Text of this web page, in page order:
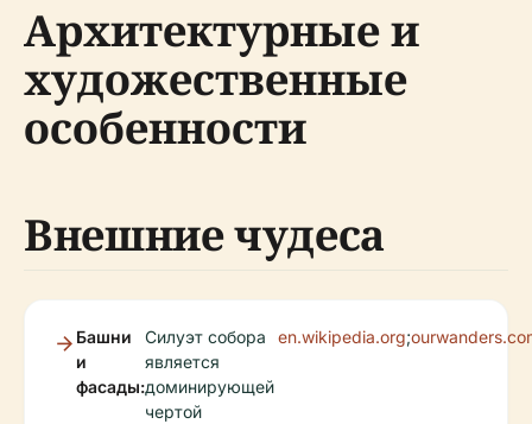
Архитектурные и
художественные
особенности
Внешние чудеса
Башни
и
фасады:
Силуэт собора
является
доминирующей
чертой
en.wikipedia.org;